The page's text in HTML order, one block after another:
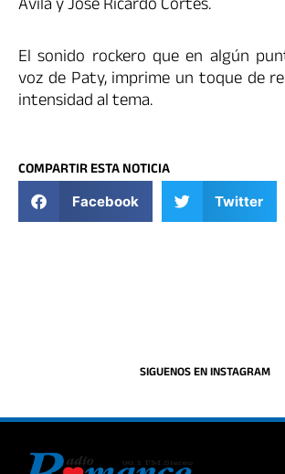
Ávila y José Ricardo Cortés.
El sonido rockero que en algún
voz de Paty, imprime un toque de
intensidad al tema.
COMPARTIR ESTA NOTICIA
Facebook Twitter
SIGUENOS EN INSTAGRAM